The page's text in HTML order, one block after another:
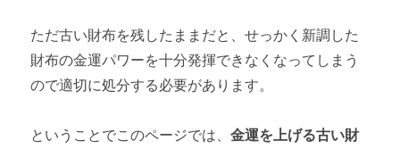
金運がアップする掃除方法⑥ 【書類・メール】
第4章 お財布
ただ古い財布を残したままだと、せっかく新調した
財布の金運パワーを十分発揮できなくなってしまう
ので適切に処分する必要があります。
ということでこのページでは、金運を上げる古い財